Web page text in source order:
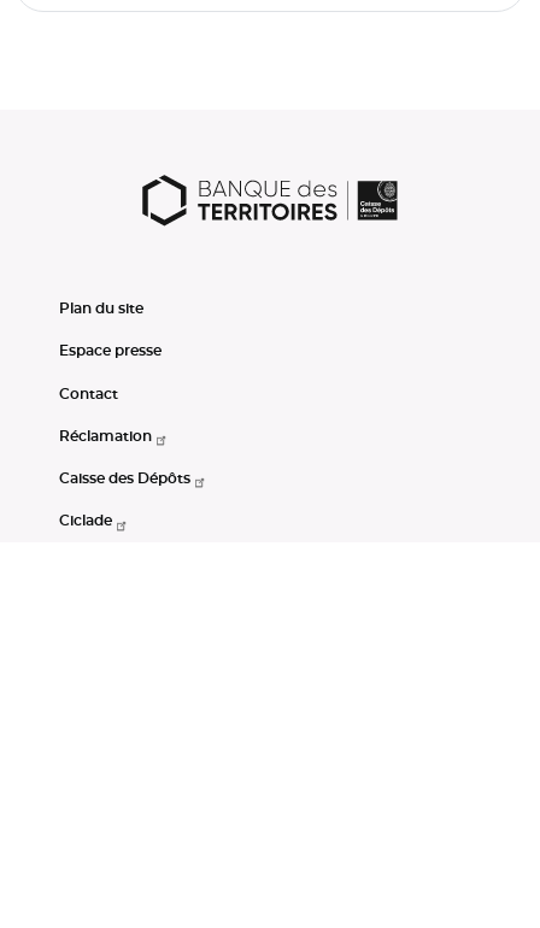
Plan du site
Espace presse
Contact
Réclamation
Caisse des Dépôts
Ciclade